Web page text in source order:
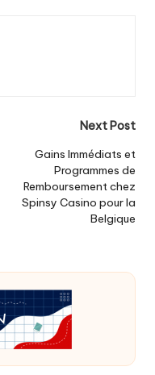
Next Post
Gains Immédiats et
Programmes de
Remboursement chez
Spinsy Casino pour la
Belgique